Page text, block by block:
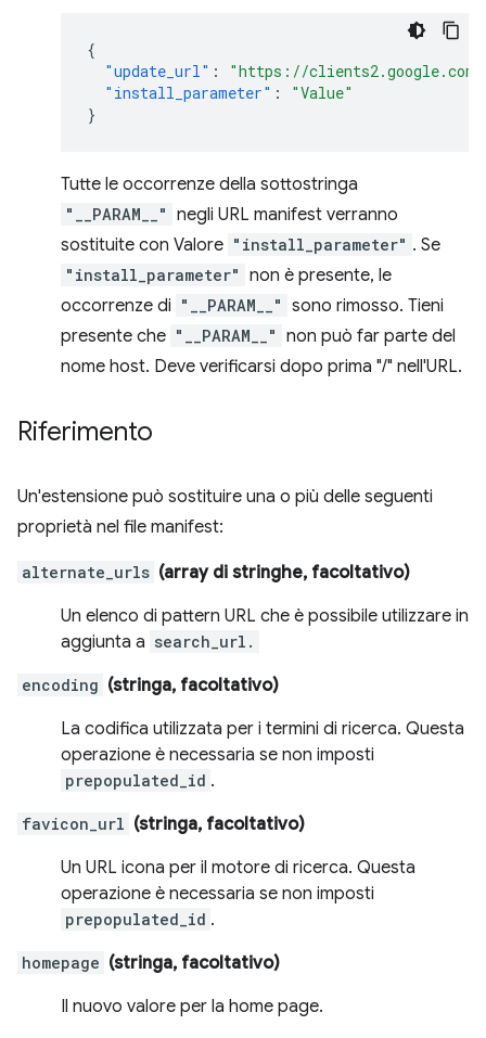
{
"update_url" :
"https://
"install_parameter" :
"Value"
}
Tutte le occorrenze della sottostringa
"__PARAM__" negli URL manifest verranno
sostituite con Valore "install_parameter" . Se
"install_parameter" non è presente, le
occorrenze di "__PARAM__" sono rimosso. Tieni
presente che "__PARAM__" non può far parte del
nome host. Deve verificarsi dopo prima "/" nell'URL.
Riferimento
Un'estensione può sostituire una o più delle seguenti
proprietà nel file manifest:
alternate_urls (array di stringhe, facoltativo)
Un elenco di pattern URL che è possibile utilizzare in
aggiunta a search_url.
encoding (stringa, facoltativo)
La codifica utilizzata per i termini di ricerca. Questa
operazione è necessaria se non imposti
prepopulated_id .
favicon_url (stringa, facoltativo)
Un URL icona per il motore di ricerca. Questa
operazione è necessaria se non imposti
prepopulated_id .
homepage (stringa, facoltativo)
Il nuovo valore per la home page.